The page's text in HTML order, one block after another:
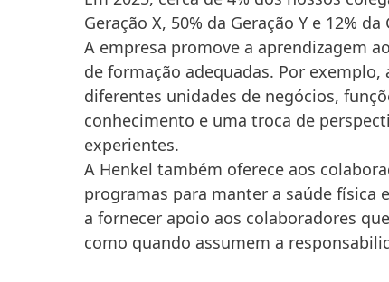
Geração X, 50% da Geração Y e 12% da
A empresa promove a aprendizagem
de formação adequadas. Por
diferentes unidades de negócios,
conhecimento e uma troca de
experientes.
A Henkel também oferece aos
programas para manter a saúde física
a fornecer apoio aos colaboradores
como quando assumem a